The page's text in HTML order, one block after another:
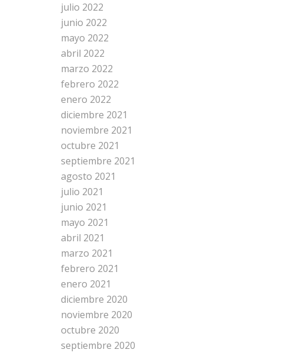
julio 2022
junio 2022
mayo 2022
abril 2022
marzo 2022
febrero 2022
enero 2022
diciembre 2021
noviembre 2021
octubre 2021
septiembre 2021
agosto 2021
julio 2021
junio 2021
mayo 2021
abril 2021
marzo 2021
febrero 2021
enero 2021
diciembre 2020
noviembre 2020
octubre 2020
septiembre 2020